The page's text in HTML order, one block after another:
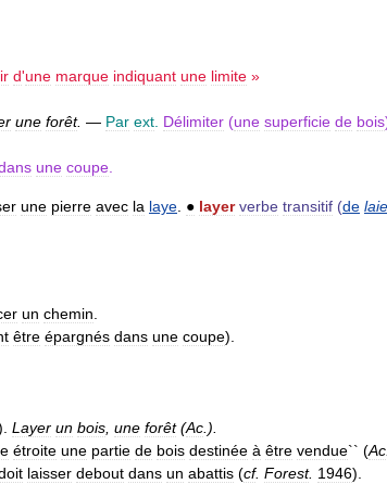
d'une marque indiquant une limite »
une forêt. — Par ext Délimiter (une superficie de bois
une coupe
une pierre avec la laye ● layer verbe transitif (de laie
un chemin
être épargnés dans une coupe).
Layer un bois une forêt(Ac ).
étroite une partie de bois destinée à être vendue`` (Ac
laisser debout dans un abattis (cf. Forest. 1946).